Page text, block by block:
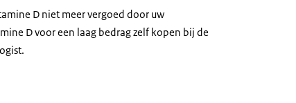
D niet meer vergoed door uw
D voor een laag bedrag zelf kopen bij de